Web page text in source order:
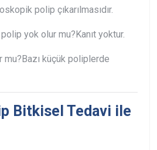
polip çıkarılmasıdır.
yok olur mu?Kanıt yoktur.
mu?Bazı küçük poliplerde
Bitkisel Tedavi ile